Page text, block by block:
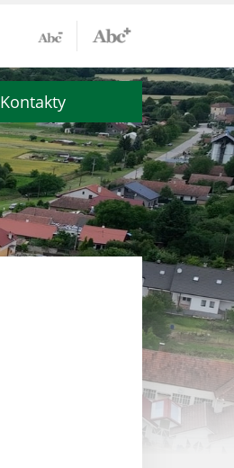
Kontakty